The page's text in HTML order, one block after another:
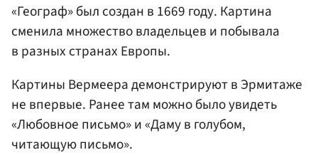
«Географ» был создан в 1669 году. Картина
сменила множество владельцев и побывала
в разных странах Европы.
Картины Вермеера демонстрируют в Эрмитаже
не впервые. Ранее там можно было увидеть
«Любовное письмо» и «Даму в голубом,
читающую письмо».